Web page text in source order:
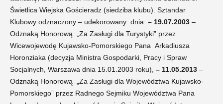
Świetlica Wiejska Gościeradz (siedziba klubu). Sztandar
Klubowy odznaczony – udekorowany dnia: – 19.07.2003–
Odznaką Honorową „Za Zasługi dla Turystyki” przez
Wicewojewodę Kujawsko-Pomorskiego Pana Arkadiusza
Horonziaka (decyzja Ministra Gospodarki, Pracy i Spraw
Socjalnych, Warszawa dnia 15.01.2003 roku), – 11.05.2013–
Odznaką Honorową „Za Zasługi dla Województwa Kujawsko-
Pomorskiego” przez Radnego Sejmiku Województwa Pana